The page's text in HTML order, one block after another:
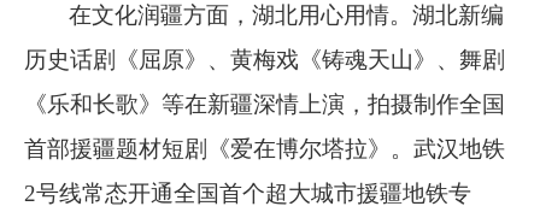
在文化润疆方面，湖北用心用情。湖北新编
历史话剧《屈原》、黄梅戏《铸魂天山》、舞剧
《乐和长歌》等在新疆深情上演，拍摄制作全国
首部援疆题材短剧《爱在博尔塔拉》。武汉地铁
2号线常态开通全国首个超大城市援疆地铁专